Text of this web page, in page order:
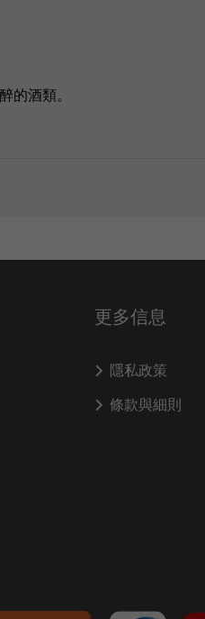
的酒類。
更多信息
隱私政策
條款與細則